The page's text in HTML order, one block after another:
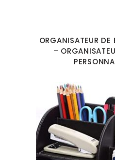
ORGANISATEUR DE
–